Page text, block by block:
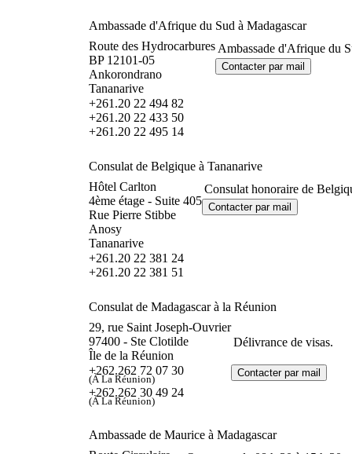
Ambassade d'Afrique du Sud à Madagascar
Route des Hydrocarbures
BP 12101-05
Ankorondrano
Tananarive
+261.20 22 494 82
+261.20 22 433 50
+261.20 22 495 14
Ambassade d'Afrique du
Consulat de Belgique à Tananarive
Hôtel Carlton
4ème étage - Suite 405
Rue Pierre Stibbe
Anosy
Tananarive
+261.20 22 381 24
+261.20 22 381 51
Consulat honoraire de
Consulat de Madagascar à la Réunion
29, rue Saint Joseph-Ouvrier
97400 - Ste Clotilde
Île de la Réunion
+262.262 72 07 30
(À La Réunion)
+262.262 30 49 24
(À La Réunion)
Délivrance de visas.
Ambassade de Maurice à Madagascar